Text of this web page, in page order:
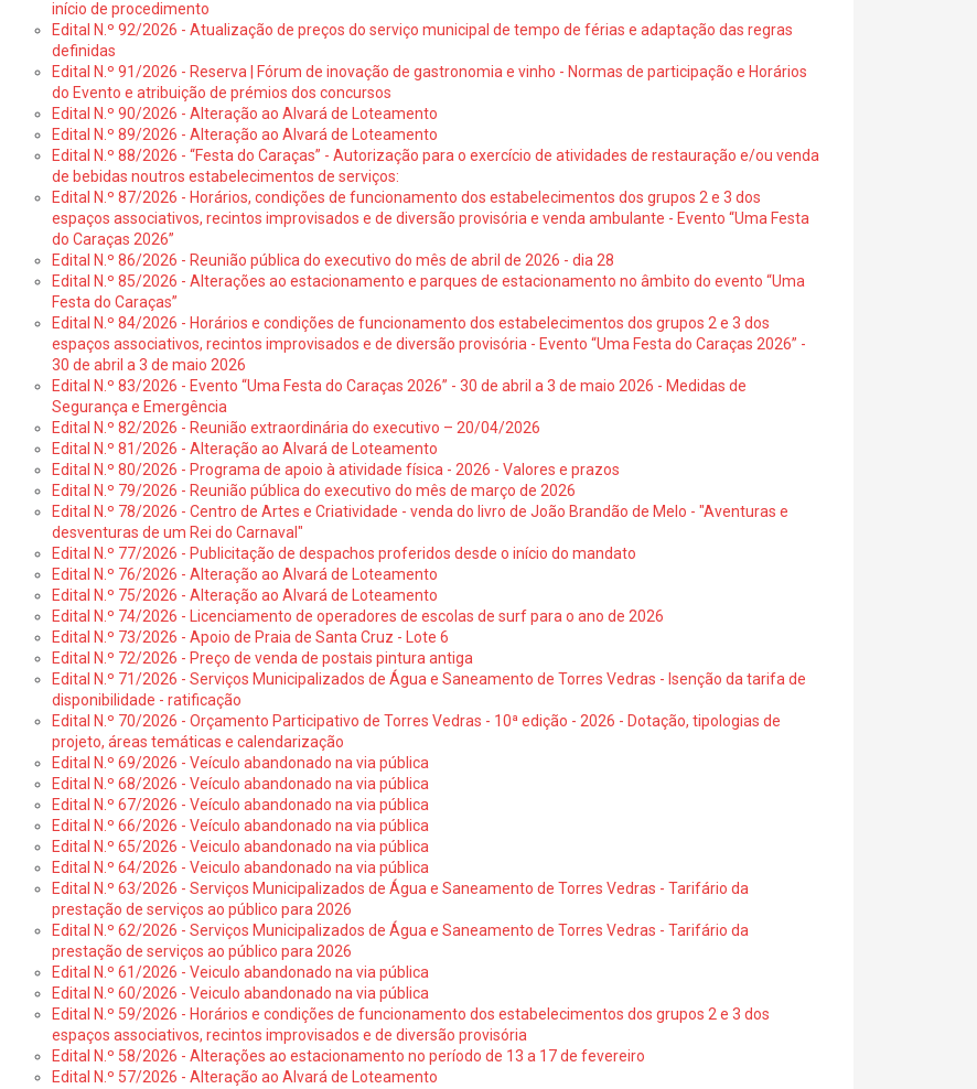
início de procedimento
Edital N.º 92/2026 - Atualização de preços do serviço municipal de tempo de férias e adaptação das regras
definidas
Edital N.º 91/2026 - Reserva | Fórum de inovação de gastronomia e vinho - Normas de participação e Horários
do Evento e atribuição de prémios dos concursos
Edital N.º 90/2026 - Alteração ao Alvará de Loteamento
Edital N.º 89/2026 - Alteração ao Alvará de Loteamento
Edital N.º 88/2026 - “Festa do Caraças” - Autorização para o exercício de atividades de restauração e/ou venda
de bebidas noutros estabelecimentos de serviços:
Edital N.º 87/2026 - Horários, condições de funcionamento dos estabelecimentos dos grupos 2 e 3 dos
espaços associativos, recintos improvisados e de diversão provisória e venda ambulante - Evento “Uma Festa
do Caraças 2026”
Edital N.º 86/2026 - Reunião pública do executivo do mês de abril de 2026 - dia 28
Edital N.º 85/2026 - Alterações ao estacionamento e parques de estacionamento no âmbito do evento “Uma
Festa do Caraças”
Edital N.º 84/2026 - Horários e condições de funcionamento dos estabelecimentos dos grupos 2 e 3 dos
espaços associativos, recintos improvisados e de diversão provisória - Evento “Uma Festa do Caraças 2026” -
30 de abril a 3 de maio 2026
Edital N.º 83/2026 - Evento “Uma Festa do Caraças 2026” - 30 de abril a 3 de maio 2026 - Medidas de
Segurança e Emergência
Edital N.º 82/2026 - Reunião extraordinária do executivo – 20/04/2026
Edital N.º 81/2026 - Alteração ao Alvará de Loteamento
Edital N.º 80/2026 - Programa de apoio à atividade física - 2026 - Valores e prazos
Edital N.º 79/2026 - Reunião pública do executivo do mês de março de 2026
Edital N.º 78/2026 - Centro de Artes e Criatividade - venda do livro de João Brandão de Melo - "Aventuras e
desventuras de um Rei do Carnaval"
Edital N.º 77/2026 - Publicitação de despachos proferidos desde o início do mandato
Edital N.º 76/2026 - Alteração ao Alvará de Loteamento
Edital N.º 75/2026 - Alteração ao Alvará de Loteamento
Edital N.º 74/2026 - Licenciamento de operadores de escolas de surf para o ano de 2026
Edital N.º 73/2026 - Apoio de Praia de Santa Cruz - Lote 6
Edital N.º 72/2026 - Preço de venda de postais pintura antiga
Edital N.º 71/2026 - Serviços Municipalizados de Água e Saneamento de Torres Vedras - Isenção da tarifa de
disponibilidade - ratificação
Edital N.º 70/2026 - Orçamento Participativo de Torres Vedras - 10ª edição - 2026 - Dotação, tipologias de
projeto, áreas temáticas e calendarização
Edital N.º 69/2026 - Veículo abandonado na via pública
Edital N.º 68/2026 - Veículo abandonado na via pública
Edital N.º 67/2026 - Veículo abandonado na via pública
Edital N.º 66/2026 - Veículo abandonado na via pública
Edital N.º 65/2026 - Veiculo abandonado na via pública
Edital N.º 64/2026 - Veiculo abandonado na via pública
Edital N.º 63/2026 - Serviços Municipalizados de Água e Saneamento de Torres Vedras - Tarifário da
prestação de serviços ao público para 2026
Edital N.º 62/2026 - Serviços Municipalizados de Água e Saneamento de Torres Vedras - Tarifário da
prestação de serviços ao público para 2026
Edital N.º 61/2026 - Veiculo abandonado na via pública
Edital N.º 60/2026 - Veiculo abandonado na via pública
Edital N.º 59/2026 - Horários e condições de funcionamento dos estabelecimentos dos grupos 2 e 3 dos
espaços associativos, recintos improvisados e de diversão provisória
Edital N.º 58/2026 - Alterações ao estacionamento no período de 13 a 17 de fevereiro
Edital N.º 57/2026 - Alteração ao Alvará de Loteamento